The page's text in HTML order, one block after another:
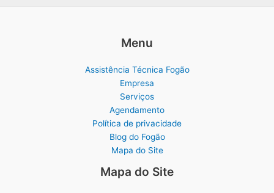
Menu
Assistência Técnica Fogão
Empresa
Serviços
Agendamento
Política de privacidade
Blog do Fogão
Mapa do Site
Mapa do Site